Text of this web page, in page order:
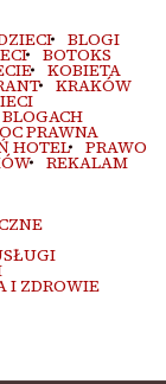
BLOGI
BOTOKS
KOBIETA
KRAKÓW
PRAWNA
HOTEL PRAWO
REKALAM
I ZDROWIE